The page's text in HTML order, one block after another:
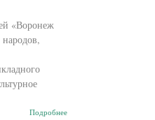
«Воронеж
Подробнеео Воронеж